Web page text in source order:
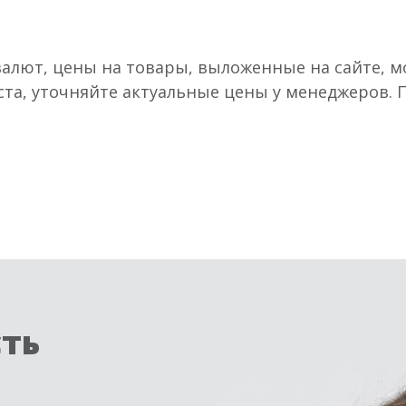
цены на товары, выложенные на сайте,
уточняйте актуальные цены у